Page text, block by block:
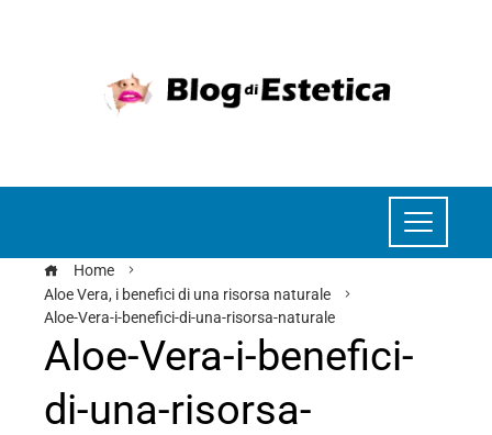
Home
Aloe Vera, i benefici di una risorsa naturale
Aloe-Vera-i-benefici-di-una-risorsa-naturale
Aloe-Vera-i-benefici-
di-una-risorsa-